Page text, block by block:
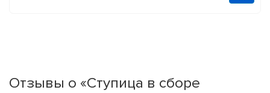
Отзывы о «Ступица в сборе